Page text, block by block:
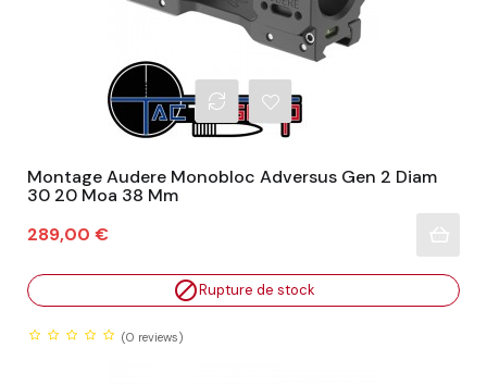
Montage Audere Monobloc Adversus Gen 2 Diam
30 20 Moa 38 Mm
Prix
289,00 €
Rupture de stock
(0 reviews)